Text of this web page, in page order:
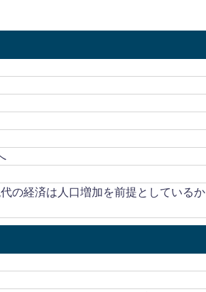
の経済は人口増加を前提としているか